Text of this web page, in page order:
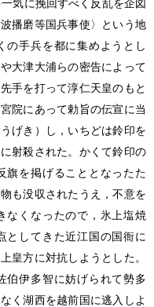
気に挽回すべく反乱を企図
播磨等国兵事使〉という地
の手兵を都に集めようとし
大津大浦らの密告によって
手を打って淳仁天皇のもと
院にあって勅旨の伝宣に当
げき）し，いちどは鈴印を
射殺された。かくて鈴印の
旗を掲げることとなったた
も没収されたうえ，不意を
なくなったので，氷上塩焼
としてきた近江国の国衙に
皇方に対抗しようとした。
伯伊多智に妨げられて勢多
く湖西を越前国に逃入しよ